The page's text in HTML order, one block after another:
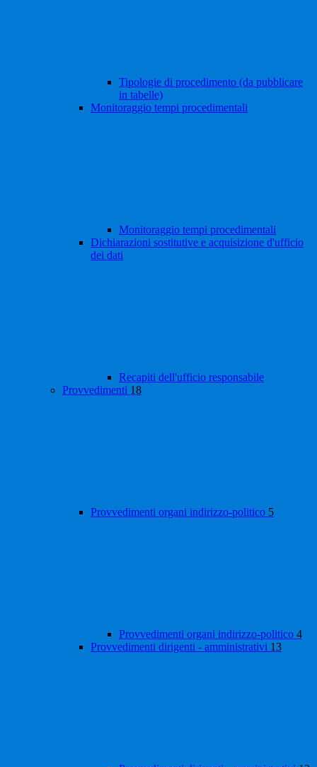
Tipologie di procedimento (da pubblicare
in tabelle)
Monitoraggio tempi procedimentali
Monitoraggio tempi procedimentali
Dichiarazioni sostitutive e acquisizione d'ufficio
dei dati
Recapiti dell'ufficio responsabile
Provvedimenti 18
Provvedimenti organi indirizzo-politico 5
Provvedimenti organi indirizzo-politico 4
Provvedimenti dirigenti - amministrativi 13